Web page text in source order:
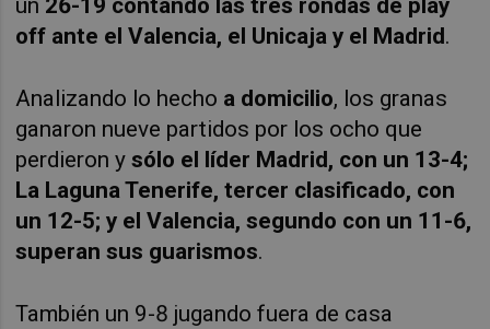
un 26-19 contando las tres rondas de play
off ante el Valencia, el Unicaja y el Madrid.
Analizando lo hecho a domicilio, los granas
ganaron nueve partidos por los ocho que
perdieron ysólo el líder Madrid, con un 13-4;
La Laguna Tenerife, tercer clasificado, con
un 12-5; y el Valencia, segundo con un 11-6,
superan sus guarismos.
También un 9-8 jugando fuera de casa